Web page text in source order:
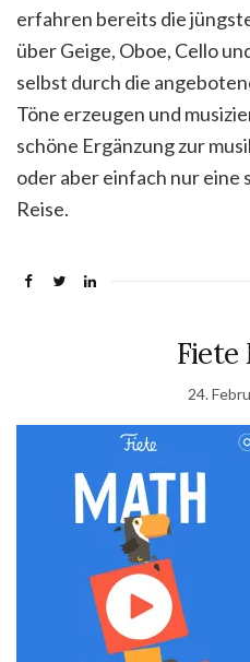
erfahren bereits die
über Geige, Oboe, Cello
selbst durch die
Töne erzeugen und
schöne Ergänzung zur
oder aber einfach nur eine
Reise.
Fiete
24.